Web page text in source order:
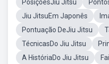
PosiçõesJiu Jitsu
Jiu JitsuEm Japonês
Pontuação DeJiu Jitsu
TécnicasDo Jiu Jitsu
A HistóriaDo Jiu Jitsu